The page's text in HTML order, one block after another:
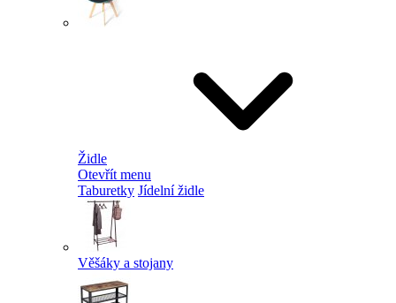
Židle
Otevřít menu
Taburetky Jídelní židle
Věšáky a stojany